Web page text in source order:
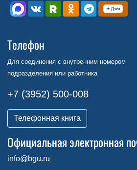
Телефон
Для соединения с внутренним номером
подразделения или работника
+7 (3952) 500-008
Телефонная книга
Официальная электронная
info@bgu.ru